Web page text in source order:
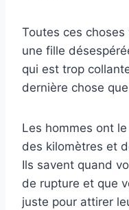
Toutes ces
une fille
qui est trop
dernière chose
Les hommes ont
des kilomètres et
Ils savent quand
de rupture et que
juste pour attirer